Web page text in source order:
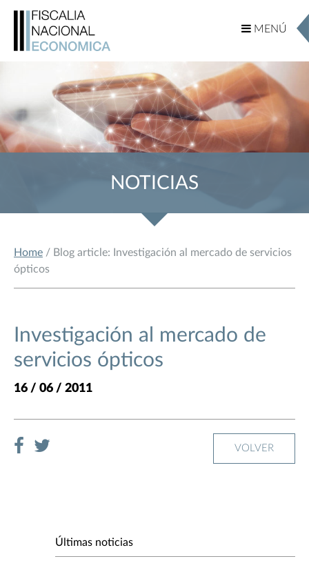
MENÚ
MENÚ
NOTICIAS
Home / Blog article: Investigación al mercado de servicios
ópticos
Investigación al mercado de
servicios ópticos
16 / 06 / 2011
VOLVER
Últimas noticias